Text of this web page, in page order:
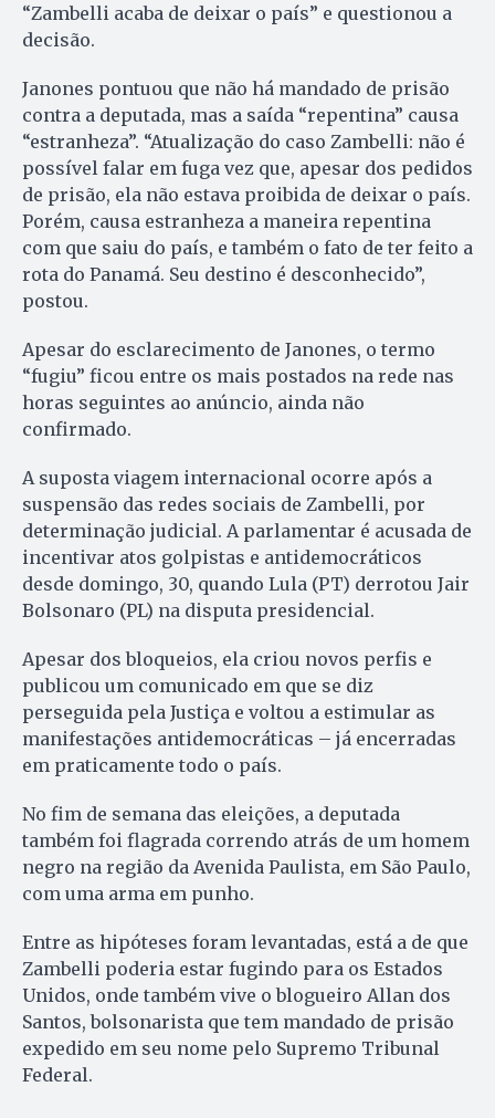
“Zambelli acaba de deixar o país” e questionou a
decisão.
Janones pontuou que não há mandado de prisão
contra a deputada, mas a saída “repentina” causa
“estranheza”. “Atualização do caso Zambelli: não é
possível falar em fuga vez que, apesar dos pedidos
de prisão, ela não estava proibida de deixar o país.
Porém, causa estranheza a maneira repentina
com que saiu do país, e também o fato de ter feito a
rota do Panamá. Seu destino é desconhecido”,
postou.
Apesar do esclarecimento de Janones, o termo
“fugiu” ficou entre os mais postados na rede nas
horas seguintes ao anúncio, ainda não
confirmado.
A suposta viagem internacional ocorre após a
suspensão das redes sociais de Zambelli, por
determinação judicial. A parlamentar é acusada de
incentivar atos golpistas e antidemocráticos
desde domingo, 30, quando Lula (PT) derrotou Jair
Bolsonaro (PL) na disputa presidencial.
Apesar dos bloqueios, ela criou novos perfis e
publicou um comunicado em que se diz
perseguida pela Justiça e voltou a estimular as
manifestações antidemocráticas – já encerradas
em praticamente todo o país.
No fim de semana das eleições, a deputada
também foi flagrada correndo atrás de um homem
negro na região da Avenida Paulista, em São Paulo,
com uma arma em punho.
Entre as hipóteses foram levantadas, está a de que
Zambelli poderia estar fugindo para os Estados
Unidos, onde também vive o blogueiro Allan dos
Santos, bolsonarista que tem mandado de prisão
expedido em seu nome pelo Supremo Tribunal
Federal.